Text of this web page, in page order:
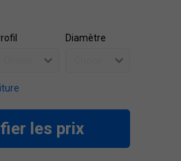
Diamètre
les prix